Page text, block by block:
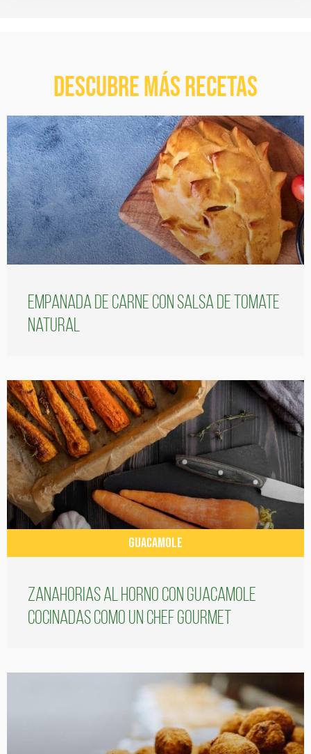
Descubre más recetas
Empanada de carne con salsa de tomate
natural
GUACAMOLE
Zanahorias al horno con guacamole
cocinadas como un chef gourmet